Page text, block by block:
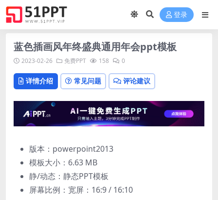
登录
蓝色插画风年终盛典通用年会ppt模板
2023-02-26 免费PPT 158 0
详情介绍 常见问题 评论建议
版本：powerpoint2013
模板大小： 6.63 MB
静/动态：静态PPT模板
屏幕比例：宽屏：16:9 / 16:10